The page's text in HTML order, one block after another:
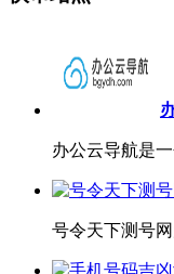
办公云导航是
号令天下测号